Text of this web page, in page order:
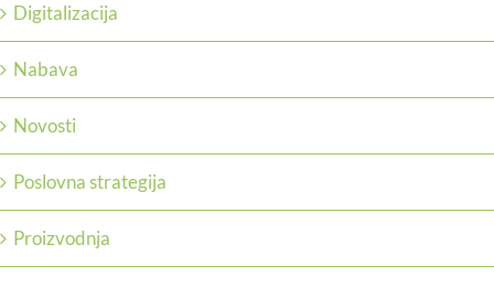
Digitalizacija
Nabava
Novosti
Poslovna strategija
Proizvodnja